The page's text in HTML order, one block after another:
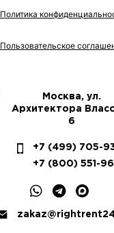
Политика
Пользовательское
Москва, ул.
Архитектора
6
+7 (499) 705-
+7 (800) 551-